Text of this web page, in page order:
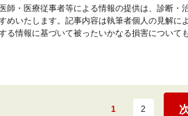
師・医療従事者等による情報の提供は、診断・
めいたします。記事内容は執筆者個人の見解
る情報に基づいて被ったいかなる損害につい
1 2